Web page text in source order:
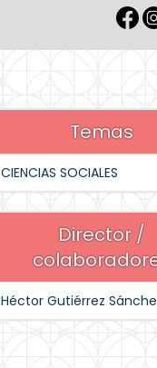
Temas
CIENCIAS SOCIALES
Director /
Héctor Gutiérrez